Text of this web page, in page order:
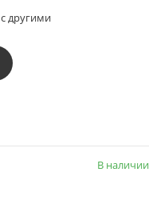
другими
В наличии